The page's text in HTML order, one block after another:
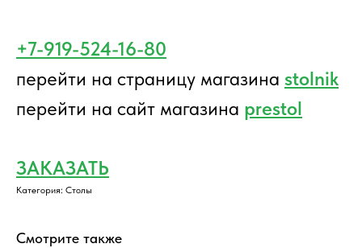
+7-919-524-16-80
перейти на страницу магазина stolnik
перейти на сайт магазина prestol
ЗАКАЗАТЬ
Категория: Столы
Смотрите также